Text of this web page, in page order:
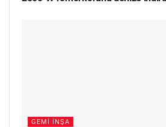
GEMI İNŞA